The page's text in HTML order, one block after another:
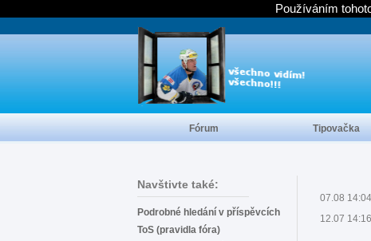
Navštivte také:
Podrobné hledání v příspěvcích
ToS (pravidla fóra)
07.08 14:04
12.07 14:16
Fórum Tipovačka
Používáním